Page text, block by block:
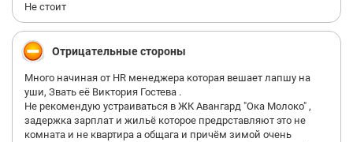
Не стоит
Отрицательные стороны
Много начиная от HR менеджера которая вешает лапшу на
уши, Звать её Виктория Гостева .
Не рекомендую устраиваться в ЖК Авангард "Ока Молоко" ,
задержка зарплат и жильё которое предрставляют это не
комната и не квартира а общага и причём зимой очень